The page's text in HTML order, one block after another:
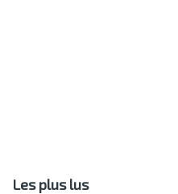
Les plus lus